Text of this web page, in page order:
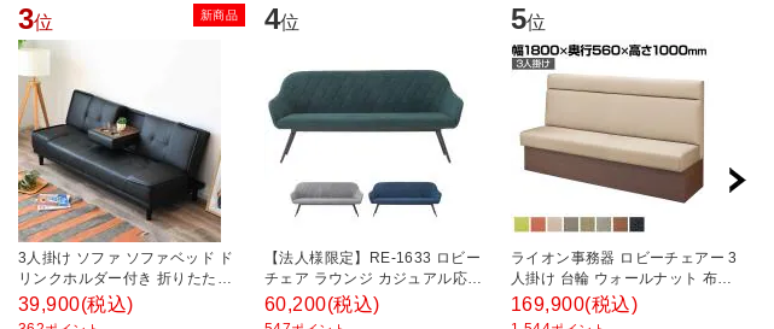
3位 新商品
3人掛け ソファ ソファベッド ド
リンクホルダー付き 折りたたみ
リクライニング ローソファ レザ
ー調 ブラック 幅1830×奥行750×
39,900(税込)
4位
【法人様限定】RE-1633 ロビー
チェア ラウンジ カジュアル応接
3人タイプ 幅1760×奥行650×高
さ810mm
60,200(税込)
5位
ライオン事務器 ロビーチェアー 3
人掛け 台輪 ウォールナット 布張
り レザー張り ソファ ファミレス
ソファ 72LCシリーズ 幅1800×奥
169,900(税込)